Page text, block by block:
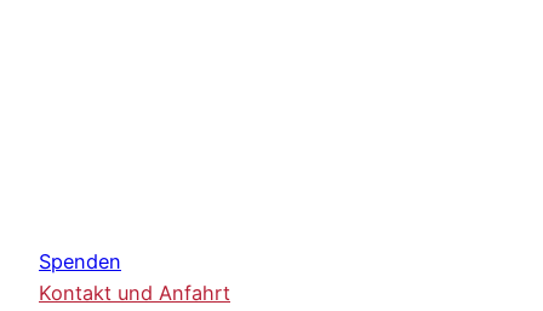
Spenden
Kontakt und Anfahrt